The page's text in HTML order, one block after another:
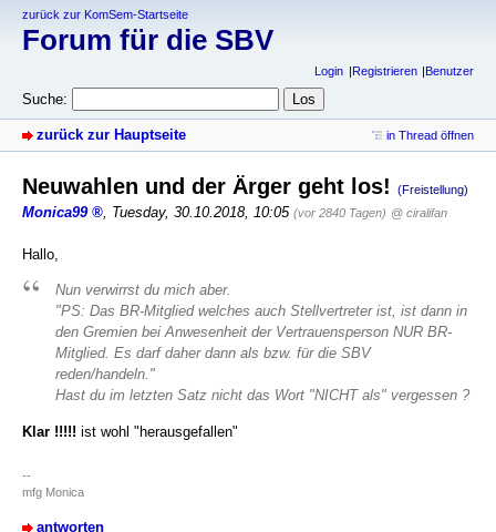
zurück zur KomSem-Startseite
Forum für die SBV
Login Registrieren Benutzer
Suche:
zurück zur Hauptseite in Thread öffnen
Neuwahlen und der Ärger geht los! (Freistellung)
Monica99 , Tuesday, 30.10.2018, 10:05 (vor 2840 Tagen) @ ciralifan
Hallo,
Nun verwirrst du mich aber.
"PS: Das BR-Mitglied welches auch Stellvertreter ist, ist dann in
den Gremien bei Anwesenheit der Vertrauensperson NUR BR-
Mitglied. Es darf daher dann als bzw. für die SBV
reden/handeln."
Hast du im letzten Satz nicht das Wort "NICHT als" vergessen ?
Klar !!!!! ist wohl "herausgefallen"
--
mfg Monica
antworten